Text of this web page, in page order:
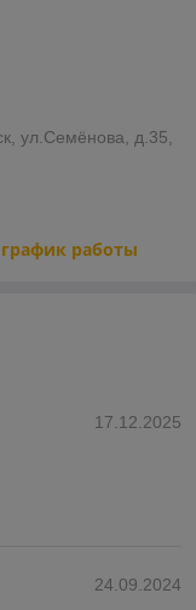
ул.Семёнова, д.35,
работы
17.12.2025
24.09.2024